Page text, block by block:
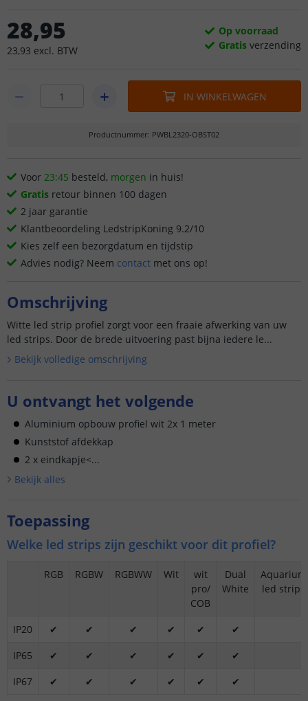
28,95
23,93 excl. BTW
Op voorraad
Gratis verzending
IN WINKELWAGEN
Productnummer: PWBL2320-OBST02
Voor 23:45 besteld, morgen in huis!
Gratis retour binnen 100 dagen
2 jaar garantie
Klantbeoordeling LedstripKoning 9.2/10
Kies zelf een bezorgdatum en tijdstip
Advies nodig? Neem contact met ons op!
Omschrijving
Witte led strip profiel zorgt voor een fraaie afwerking van uw
led strips. Door de brede uitvoering past bijna iedere le...
Bekijk volledige omschrijving
U ontvangt het volgende
Aluminium opbouw profiel wit 2x 1 meter
Kunststof afdekkap
2 x eindkapje<...
Bekijk alles
Toepassing
Welke led strips zijn geschikt voor dit profiel?
RGB RGBW RGBWW Wit
wit
pro/
COB
Dual
White
Aquarium
led strips
IP20 ✔ ✔ ✔ ✔ ✔
✔
IP65
✔ ✔ ✔ ✔ ✔
✔
IP67
✔ ✔ ✔ ✔ ✔ ✔